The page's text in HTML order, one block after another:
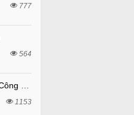
777
564
1153